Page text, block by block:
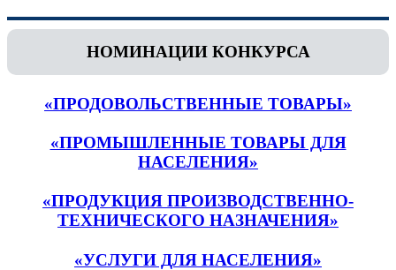
НОМИНАЦИИ КОНКУРСА
«ПРОДОВОЛЬСТВЕННЫЕ ТОВАРЫ»
«ПРОМЫШЛЕННЫЕ ТОВАРЫ ДЛЯ
НАСЕЛЕНИЯ»
«ПРОДУКЦИЯ ПРОИЗВОДСТВЕННО-
ТЕХНИЧЕСКОГО НАЗНАЧЕНИЯ»
«УСЛУГИ ДЛЯ НАСЕЛЕНИЯ»